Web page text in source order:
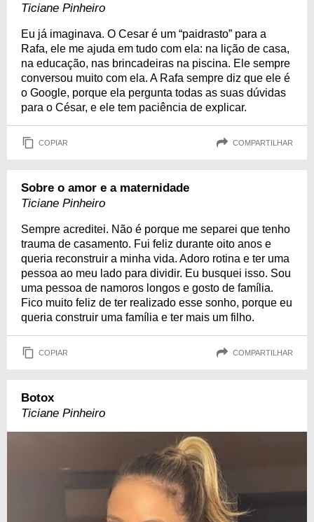
Ticiane Pinheiro
Eu já imaginava. O Cesar é um “paidrasto” para a
Rafa, ele me ajuda em tudo com ela: na lição de casa,
na educação, nas brincadeiras na piscina. Ele sempre
conversou muito com ela. A Rafa sempre diz que ele é
o Google, porque ela pergunta todas as suas dúvidas
para o César, e ele tem paciência de explicar.
COPIAR COMPARTILHAR
Sobre o amor e a maternidade
Ticiane Pinheiro
Sempre acreditei. Não é porque me separei que tenho
trauma de casamento. Fui feliz durante oito anos e
queria reconstruir a minha vida. Adoro rotina e ter uma
pessoa ao meu lado para dividir. Eu busquei isso. Sou
uma pessoa de namoros longos e gosto de família.
Fico muito feliz de ter realizado esse sonho, porque eu
queria construir uma família e ter mais um filho.
COPIAR COMPARTILHAR
Botox
Ticiane Pinheiro